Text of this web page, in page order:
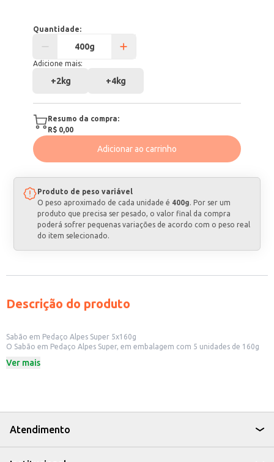
Quantidade:
Adicione mais:
+2kg +4kg
Resumo da compra:
R$ 0,00
Adicionar ao carrinho
Produto de peso variável
O peso aproximado de cada unidade é 400g. Por ser um
produto que precisa ser pesado, o valor final da compra
poderá sofrer pequenas variações de acordo com o peso real
do item selecionado.
Descrição do produto
Sabão em Pedaço Alpes Super 5x160g
O Sabão em Pedaço Alpes Super, em embalagem com 5 unidades de 160g
itens domésticos. Sua fórmula é desenvolvida para oferecer um bom
Limpeza de roupas em tanques e máquinas de lavar.
Limpeza de utensílios e superfícies.
Dicas de Uso:
Ver mais
Atendimento